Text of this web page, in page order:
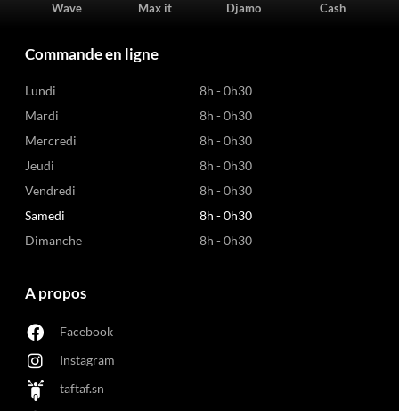
Wave Max it Djamo Cash
Commande en ligne
Lundi
8h - 0h30
Mardi
8h - 0h30
Mercredi
8h - 0h30
Jeudi
8h - 0h30
Vendredi
8h - 0h30
Samedi
8h - 0h30
Dimanche
8h - 0h30
A propos
Facebook
Instagram
taftaf.sn